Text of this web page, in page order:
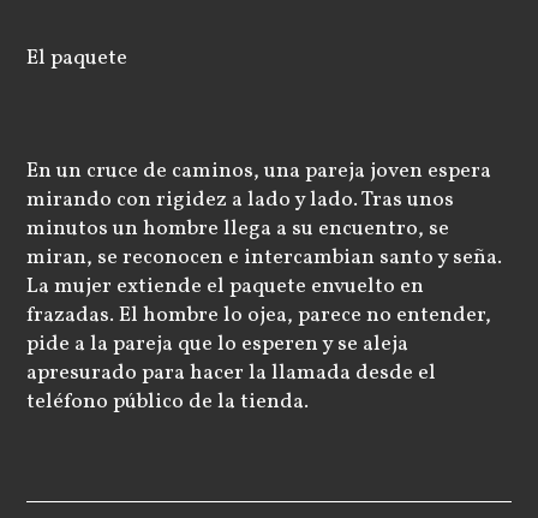
El paquete
En un cruce de caminos, una pareja joven espera
mirando con rigidez a lado y lado. Tras unos
minutos un hombre llega a su encuentro, se
miran, se reconocen e intercambian santo y seña.
La mujer extiende el paquete envuelto en
frazadas. El hombre lo ojea, parece no entender,
pide a la pareja que lo esperen y se aleja
apresurado para hacer la llamada desde el
teléfono público de la tienda.